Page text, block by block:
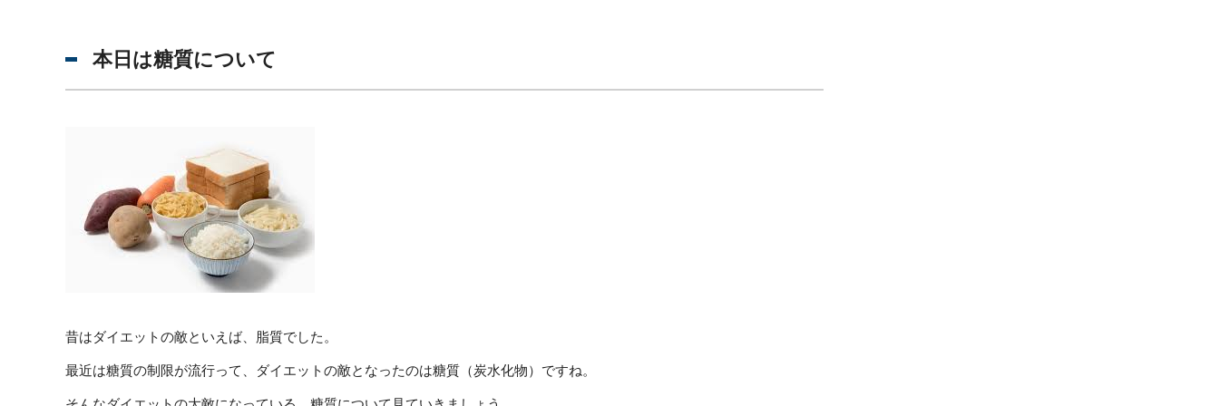
本日は糖質について
昔はダイエットの敵といえば、脂質でした。
最近は糖質の制限が流行って、ダイエットの敵となったのは糖質（炭水化物）ですね。